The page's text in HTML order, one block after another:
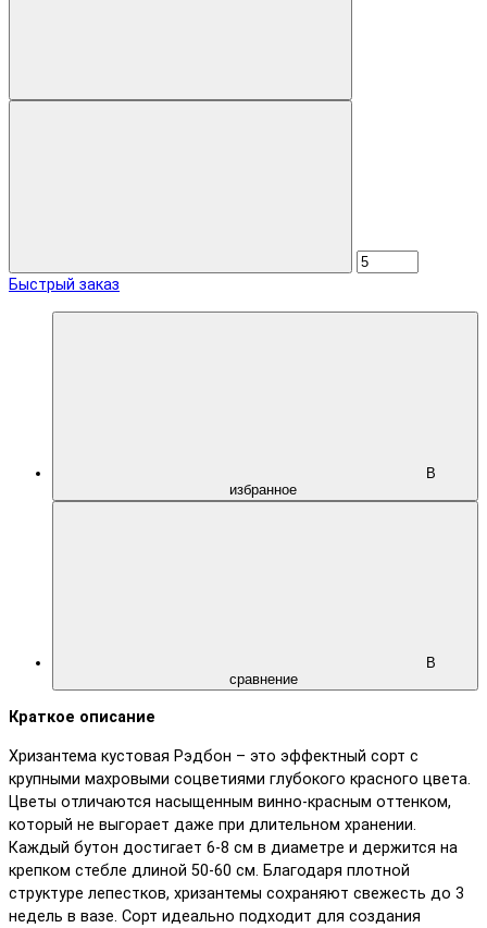
Быстрый заказ
В
избранное
В
сравнение
Краткое описание
Хризантема кустовая Рэдбон – это эффектный сорт с
крупными махровыми соцветиями глубокого красного цвета.
Цветы отличаются насыщенным винно-красным оттенком,
который не выгорает даже при длительном хранении.
Каждый бутон достигает 6-8 см в диаметре и держится на
крепком стебле длиной 50-60 см. Благодаря плотной
структуре лепестков, хризантемы сохраняют свежесть до 3
недель в вазе. Сорт идеально подходит для создания